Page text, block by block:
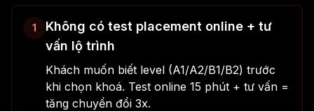
1
Không có test placement online + tư
vấn lộ trình
Khách muốn biết level (A1/A2/B1/B2) trước
khi chọn khoá. Test online 15 phút + tư vấn =
tăng chuyển đổi 3x.